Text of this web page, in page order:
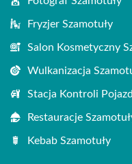
Fryzjer Szamotuły
Salon Kosmetyczny
Wulkanizacja
Stacja Kontroli
Restauracje
Kebab Szamotuły